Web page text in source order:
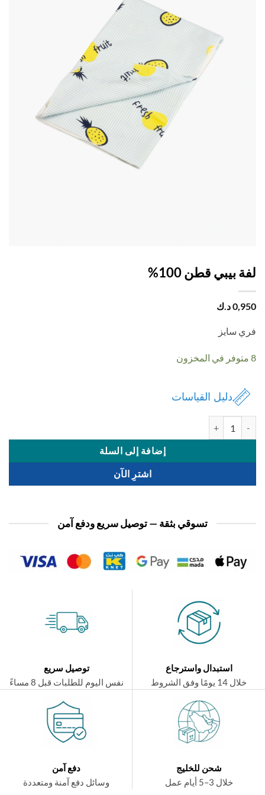
بيبي قطن 100%
د.ك
سايز
دليل القياسات
إضافة إلى السلة
اشترِ الآن
تسوقي بثقة — توصيل سريع ودفع آمن
استبدال واسترجاع
توصيل سريع
نفس اليوم للطلبات قبل 8 مساءً
شحن للخليج
دفع آمن
وسائل دفع آمنة ومتعددة